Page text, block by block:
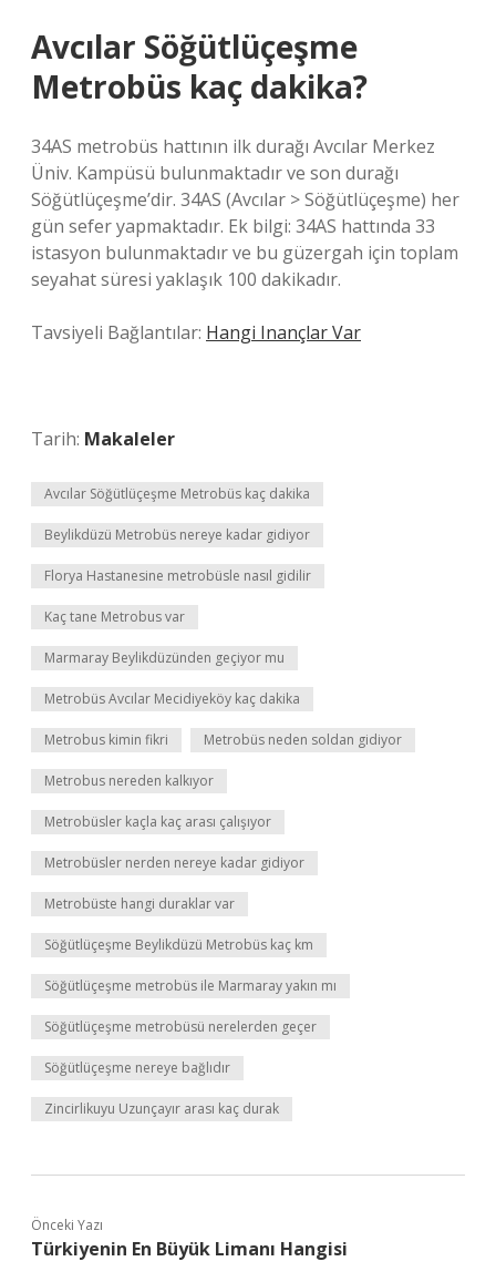
Avcılar Söğütlüçeşme
Metrobüs kaç dakika?
34AS metrobüs hattının ilk durağı Avcılar Merkez
Üniv. Kampüsü bulunmaktadır ve son durağı
Söğütlüçeşme’dir. 34AS (Avcılar > Söğütlüçeşme) her
gün sefer yapmaktadır. Ek bilgi: 34AS hattında 33
istasyon bulunmaktadır ve bu güzergah için toplam
seyahat süresi yaklaşık 100 dakikadır.
Tavsiyeli Bağlantılar: Hangi Inançlar Var
Tarih: Makaleler
Avcılar Söğütlüçeşme Metrobüs kaç dakika
Beylikdüzü Metrobüs nereye kadar gidiyor
Florya Hastanesine metrobüsle nasıl gidilir
Kaç tane Metrobus var
Marmaray Beylikdüzünden geçiyor mu
Metrobüs Avcılar Mecidiyeköy kaç dakika
Metrobus kimin fikri Metrobüs neden soldan gidiyor
Metrobus nereden kalkıyor
Metrobüsler kaçla kaç arası çalışıyor
Metrobüsler nerden nereye kadar gidiyor
Metrobüste hangi duraklar var
Söğütlüçeşme Beylikdüzü Metrobüs kaç km
Söğütlüçeşme metrobüs ile Marmaray yakın mı
Söğütlüçeşme metrobüsü nerelerden geçer
Söğütlüçeşme nereye bağlıdır
Zincirlikuyu Uzunçayır arası kaç durak
Önceki Yazı
Türkiyenin En Büyük Limanı Hangisi